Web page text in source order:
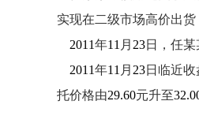
实现在二级市场高价出
2011年11 月 23日，任
2011年11 月 23日临近
托价格由29.60元升至